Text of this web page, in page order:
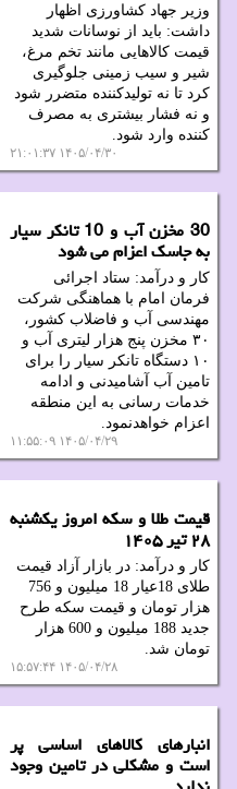
وزیر جهاد کشاورزی اظهار
داشت: باید از نوسانات شدید
قیمت کالاهایی مانند تخم مرغ،
شیر و سیب زمینی جلوگیری
کرد تا نه تولیدکننده متضرر شود
و نه فشار بیشتری به مصرف
کننده وارد شود.
۱۴۰۵/۰۴/۳۰ ۲۱:۰۱:۳۷
30 مخزن آب و 10 تانکر سیار
به جاسک اعزام می شود
کار و درآمد: ستاد اجرائی
فرمان امام با هماهنگی شرکت
مهندسی آب و فاضلاب کشور،
۳۰ مخزن پنج هزار لیتری آب و
۱۰ دستگاه تانکر سیار را برای
تامین آب آشامیدنی و ادامه
خدمات رسانی به این منطقه
اعزام خواهدنمود.
۱۴۰۵/۰۴/۲۹ ۱۱:۵۵:۰۹
قیمت طلا و سکه امروز یکشنبه
۲۸ تیر ۱۴۰۵
کار و درآمد: در بازار آزاد قیمت
طلای 18عیار 18 میلیون و 756
هزار تومان و قیمت سکه طرح
جدید 188 میلیون و 600 هزار
تومان شد.
۱۴۰۵/۰۴/۲۸ ۱۵:۵۷:۴۴
انبارهای کالاهای اساسی پر
است و مشکلی در تامین وجود